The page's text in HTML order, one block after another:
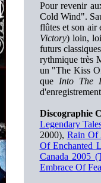
Pour revenir
Cold Wind".
flûtes et son air
Victory) loin,
futurs
rythmique très
un "The Kiss
que Into The
Discographie
Legendary
2000), Rain Of
Of Enchanted
Canada 2005
Embrace Of